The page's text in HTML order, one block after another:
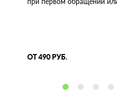
ОТ 490 РУБ.